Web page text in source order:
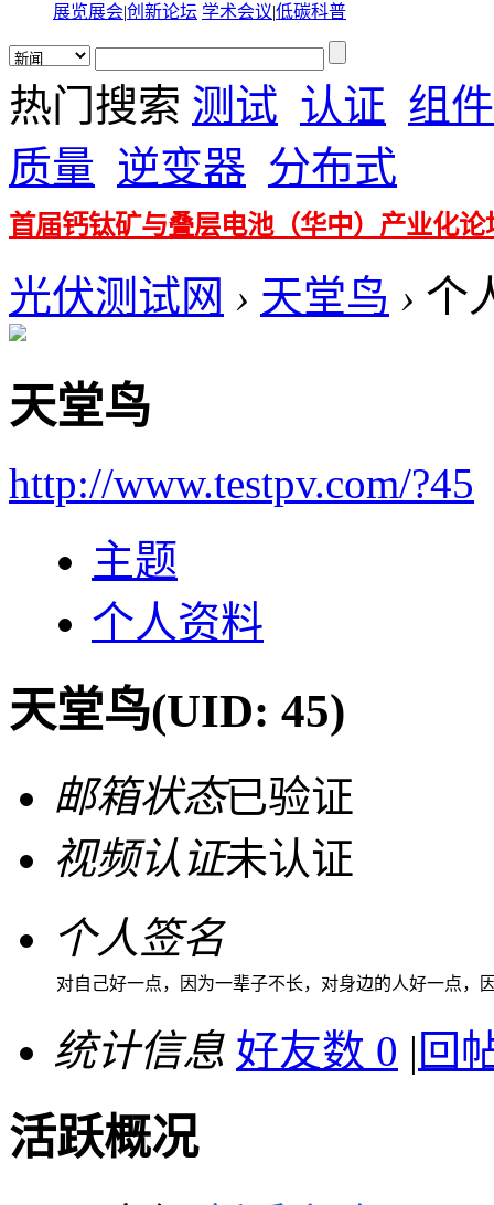
展览展会|创新论坛 学术会议|低碳科普
热门搜索 测试 认证 组件
质量 逆变器 分布式
首届钙钛矿与叠层电池（华中）产业化论
光伏测试网 › 天堂鸟 › 个
天堂鸟
http://www.testpv.com/?45
主题
个人资料
天堂鸟(UID: 45)
邮箱状态已验证
视频认证未认证
个人签名
对自己好一点，因为一辈子不长，对身边的人好一点，
统计信息 好友数 0 | 回
活跃概况